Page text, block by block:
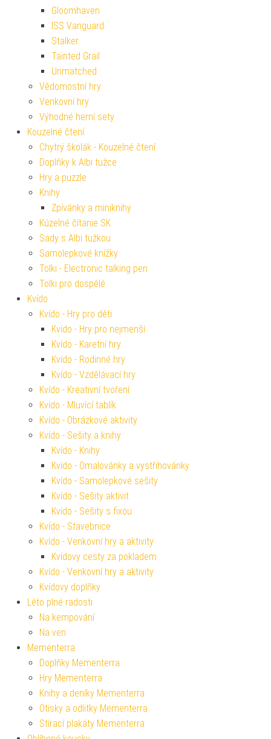
Gloomhaven
ISS Vanguard
Stalker
Tainted Grail
Unmatched
Vědomostní hry
Venkovní hry
Výhodné herní sety
Kouzelné čtení
Chytrý školák - Kouzelné čtení
Doplňky k Albi tužce
Hry a puzzle
Knihy
Zpívánky a miniknihy
Kúzelné čítanie SK
Sady s Albi tužkou
Samolepkové knížky
Tolki - Electronic talking pen
Tolki pro dospělé
Kvído
Kvído - Hry pro děti
Kvído - Hry pro nejmenší
Kvído - Karetní hry
Kvído - Rodinné hry
Kvído - Vzdělávací hry
Kvído - Kreativní tvoření
Kvído - Mluvící tablík
Kvído - Obrázkové aktivity
Kvído - Sešity a knihy
Kvído - Knihy
Kvído - Omalovánky a vystřihovánky
Kvído - Samolepkové sešity
Kvído - Sešity aktivit
Kvído - Sešity s fixou
Kvído - Stavebnice
Kvído - Venkovní hry a aktivity
Kvídovy cesty za pokladem
Kvído - Venkovní hry a aktivity
Kvídovy doplňky
Léto plné radosti
Na kempování
Na ven
Mementerra
Doplňky Mementerra
Hry Mementerra
Knihy a deníky Mementerra
Otisky a odlitky Mementerra
Stírací plakáty Mementerra